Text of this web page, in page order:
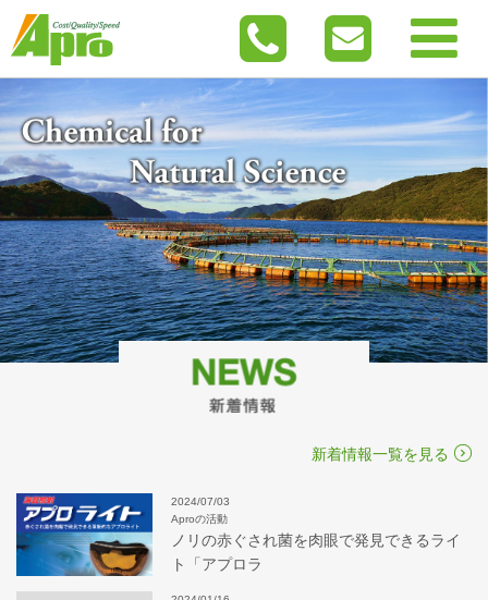
新着情報一覧を見る
2024/07/03
Aproの活動
ノリの赤ぐされ菌を肉眼で発見できるライ
ト「アプロラ